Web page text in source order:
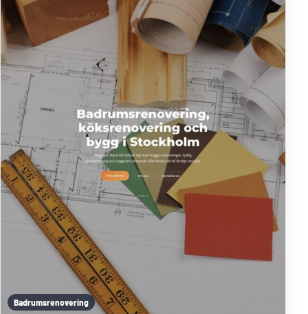
Badrumsrenovering